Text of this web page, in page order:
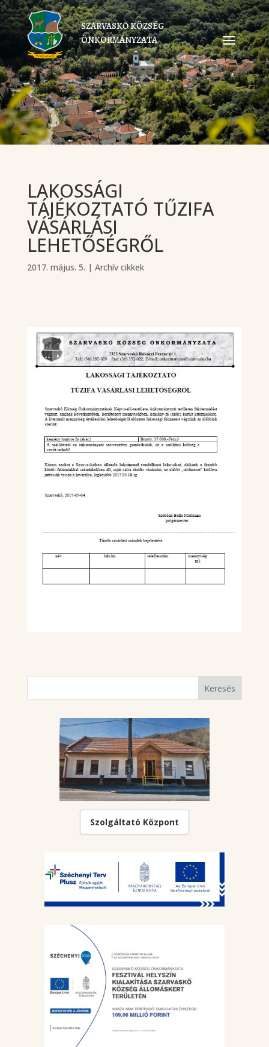
SZARVASKŐ KÖZSÉG
ÖNKORMÁNYZATA
LAKOSSÁGI
TÁJÉKOZTATÓ TŰZIFA
VÁSÁRLÁSI
LEHETŐSÉGRŐL
2017. május. 5. | Archív cikkek
Szolgáltató Központ